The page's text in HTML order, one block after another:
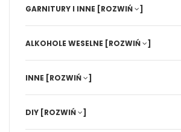
GARNITURY I INNE [ROZWIŃ ]
ALKOHOLE WESELNE [ROZWIŃ ]
INNE [ROZWIŃ ]
DIY [ROZWIŃ ]